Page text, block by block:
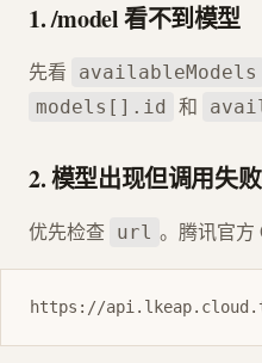
1. /model 看不到模型
先看 availableModels
models[].id 和
2. 模型出现但调用失败
优先检查 url 。腾讯官方
https://